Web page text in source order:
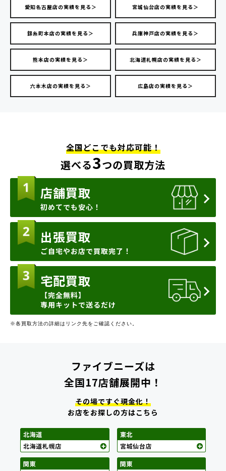
愛知名古屋店の実績を見る＞ 宮城仙台店の実績を見る＞
錦糸町本店の実績を見る＞ 兵庫神戸店の実績を見る＞
熊本店の実績を見る＞ 北海道札幌店の実績を見る＞
六本木店の実績を見る＞ 広島店の実績を見る＞
全国どこでも対応可能！
選べる3つの買取方法
店舗買取
初めてでも安心！
出張買取
ご自宅やお店で買取完了！
宅配買取
【完全無料】
専用キットで送るだけ
※各買取方法の詳細はリンク先をご確認ください。
ファイブニーズは
全国17店舗展開中！
その場ですぐ現金化！
お店をお探しの方はこちら